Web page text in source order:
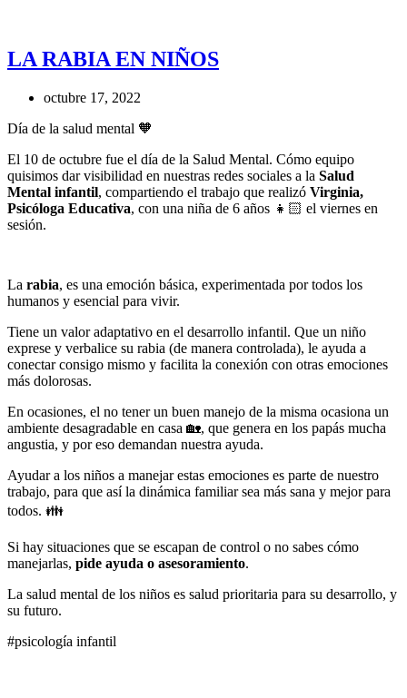
LA RABIA EN NIÑOS
octubre 17, 2022
Día de la salud mental 🧡
El 10 de octubre fue el día de la Salud Mental. Cómo equipo
quisimos dar visibilidad en nuestras redes sociales a la Salud
Mental infantil, compartiendo el trabajo que realizó Virginia,
Psicóloga Educativa, con una niña de 6 años 👧🏻 el viernes en
sesión.
La rabia, es una emoción básica, experimentada por todos los
humanos y esencial para vivir.
Tiene un valor adaptativo en el desarrollo infantil. Que un niño
exprese y verbalice su rabia (de manera controlada), le ayuda a
conectar consigo mismo y facilita la conexión con otras emociones
más dolorosas.
En ocasiones, el no tener un buen manejo de la misma ocasiona un
ambiente desagradable en casa 🏡, que genera en los papás mucha
angustia, y por eso demandan nuestra ayuda.
Ayudar a los niños a manejar estas emociones es parte de nuestro
trabajo, para que así la dinámica familiar sea más sana y mejor para
todos. 👪
Si hay situaciones que se escapan de control o no sabes cómo
manejarlas, pide ayuda o asesoramiento.
La salud mental de los niños es salud prioritaria para su desarrollo, y
su futuro.
#psicología infantil